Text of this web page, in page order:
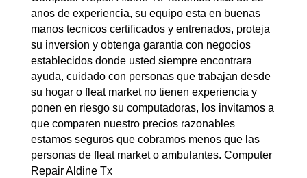
anos de experiencia, su equipo esta en buenas
manos tecnicos certificados y entrenados, proteja
su inversion y obtenga garantia con negocios
establecidos donde usted siempre encontrara
ayuda, cuidado con personas que trabajan desde
su hogar o fleat market no tienen experiencia y
ponen en riesgo su computadoras, los invitamos a
que comparen nuestro precios razonables
estamos seguros que cobramos menos que las
personas de fleat market o ambulantes. Computer
Repair Aldine Tx